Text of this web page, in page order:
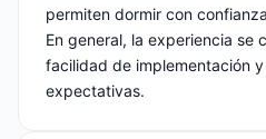
permiten dormir con
En general, la experiencia se
facilidad de implementación
expectativas.